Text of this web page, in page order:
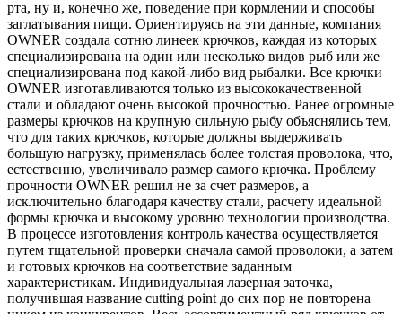
рта, ну и, конечно же, поведение при кормлении и способы
заглатывания пищи. Ориентируясь на эти данные, компания
OWNER создала сотню линеек крючков, каждая из которых
специализирована на один или несколько видов рыб или же
специализирована под какой-либо вид рыбалки. Все крючки
OWNER изготавливаются только из высококачественной
стали и обладают очень высокой прочностью. Ранее огромные
размеры крючков на крупную сильную рыбу объяснялись тем,
что для таких крючков, которые должны выдерживать
большую нагрузку, применялась более толстая проволока, что,
естественно, увеличивало размер самого крючка. Проблему
прочности OWNER решил не за счет размеров, а
исключительно благодаря качеству стали, расчету идеальной
формы крючка и высокому уровню технологии производства.
В процессе изготовления контроль качества осуществляется
путем тщательной проверки сначала самой проволоки, а затем
и готовых крючков на соответствие заданным
характеристикам. Индивидуальная лазерная заточка,
получившая название cutting point до сих пор не повторена